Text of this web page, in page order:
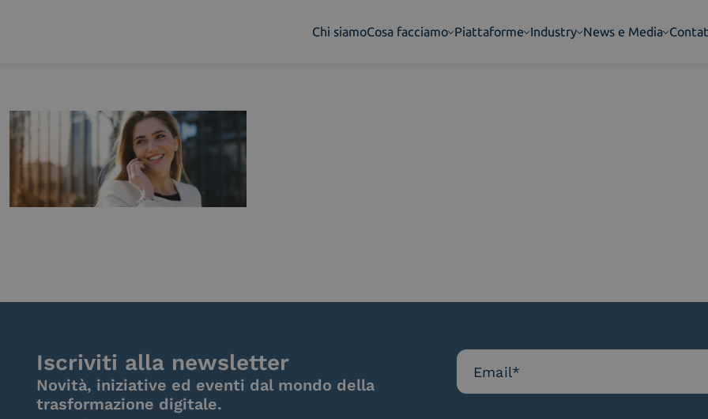
Chi siamoCosa facciamo Piattaforme Industry News e Media
Cosa facciamo
Industry
News e Media
Contattaci
Iscriviti alla newsletter
Novità, iniziative ed eventi dal mondo della
trasformazione digitale.